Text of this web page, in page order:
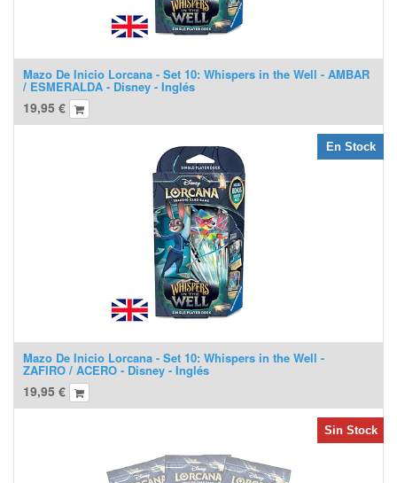
Mazo De Inicio Lorcana - Set 10: Whispers in the Well - AMBAR
/ ESMERALDA - Disney - Inglés
19,95 €
Mazo De Inicio Lorcana - Set 10: Whispers in the Well -
ZAFIRO / ACERO - Disney - Inglés
19,95 €
En Stock
Sin Stock